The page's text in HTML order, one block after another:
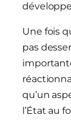
Une fois
pas
qu’un
l’État au